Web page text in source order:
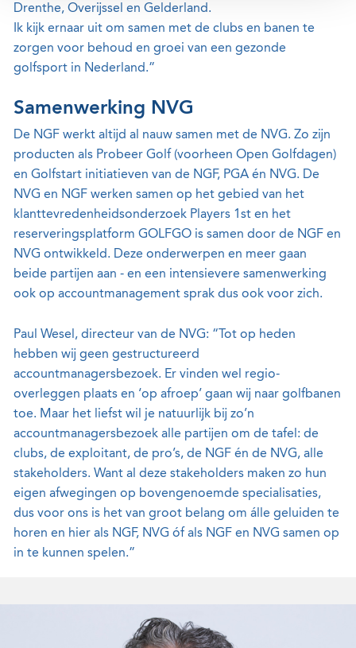
Drenthe, Overijssel en Gelderland.
Ik kijk ernaar uit om samen met de clubs en banen te
zorgen voor behoud en groei van een gezonde
golfsport in Nederland.”
Samenwerking NVG
De NGF werkt altijd al nauw samen met de NVG. Zo zijn
producten als Probeer Golf (voorheen Open Golfdagen)
en Golfstart initiatieven van de NGF, PGA én NVG. De
NVG en NGF werken samen op het gebied van het
klanttevredenheidsonderzoek Players 1st en het
reserveringsplatform GOLFGO is samen door de NGF en
NVG ontwikkeld. Deze onderwerpen en meer gaan
beide partijen aan - en een intensievere samenwerking
ook op accountmanagement sprak dus ook voor zich.
Paul Wesel, directeur van de NVG: “Tot op heden
hebben wij geen gestructureerd
accountmanagersbezoek. Er vinden wel regio-
overleggen plaats en ‘op afroep’ gaan wij naar golfbanen
toe. Maar het liefst wil je natuurlijk bij zo’n
accountmanagersbezoek alle partijen om de tafel: de
clubs, de exploitant, de pro’s, de NGF én de NVG, alle
stakeholders. Want al deze stakeholders maken zo hun
eigen afwegingen op bovengenoemde specialisaties,
dus voor ons is het van groot belang om álle geluiden te
horen en hier als NGF, NVG óf als NGF en NVG samen op
in te kunnen spelen.”